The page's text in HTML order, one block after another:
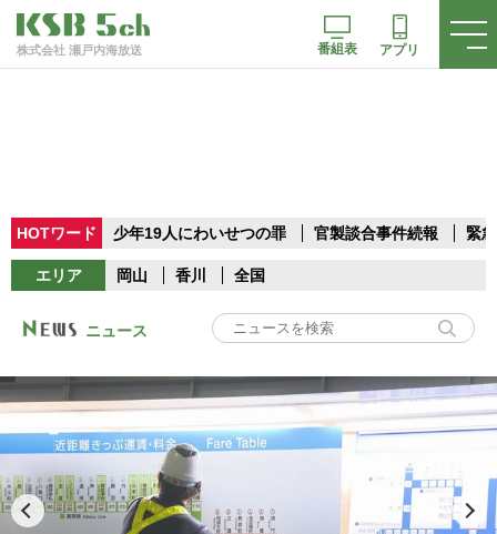
株式会社 瀬戸内海放送 番組表 アプリ
HOTワード 少年19人にわいせつの罪 官製談合事件続報 緊
エリア 岡山 香川 全国
ニュース
Play